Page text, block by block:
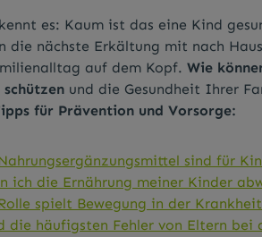
es: Kaum ist das eine Kind
die nächste Erkältung mit nach
auf dem Kopf. Wie
und die Gesundheit Ihrer
für Prävention und Vorsorge:
sind für
ich die Ernährung meiner Kinder
spielt Bewegung in der
die häufigsten Fehler von Eltern bei